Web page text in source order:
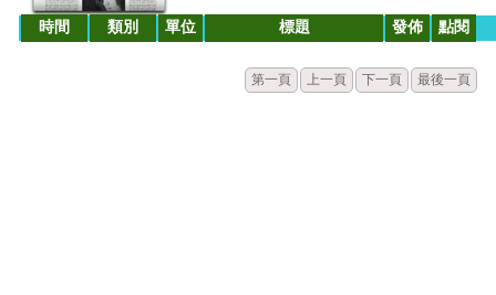
時間 類別 單位 標題 發佈 點閱
第一頁 上一頁 下一頁 最後一頁